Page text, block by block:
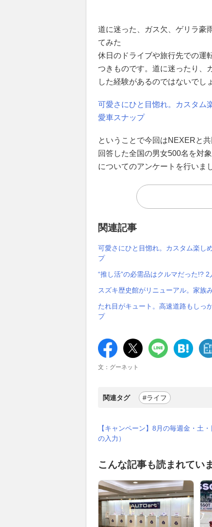
道に迷った、ガス欠、ゲリラ豪
てみた
休日のドライブや旅行先での運
つきものです。道に迷ったり、
した経験があるのではないでし
可愛さにひと目惚れ。カスタム
愛車スナップ
ということで今回はNEXERと
回答した全国の男女500名を対
についてのアンケートを行いま
関連記事
可愛さにひと目惚れ。カスタム楽し
プ
“推し活”の必需品はクルマだった!?
スズキ歴史館がリニューアル。家族
たれ目がキュート。高速道路もしっ
プ
文：グーネット
関連タグ #ライフ
【キャンペーン】8月の毎週金・土
の入力）
こんな記事も読まれてい